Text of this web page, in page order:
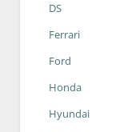
DS
Ferrari
Ford
Honda
Hyundai